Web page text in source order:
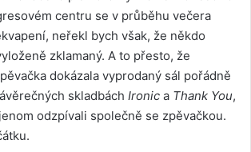
centru se v průběhu večera
neřekl bych však, že někdo
zklamaný. A to přesto, že
dokázala vyprodaný sál pořádně
skladbách Ironic a Thank You,
odzpívali společně se zpěvačkou.